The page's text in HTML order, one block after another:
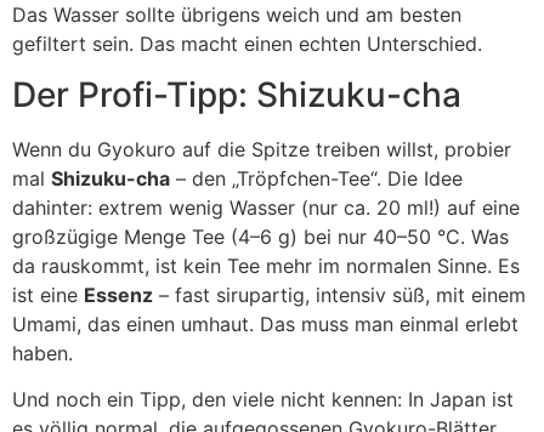
Das Wasser sollte übrigens weich und am besten
gefiltert sein. Das macht einen echten Unterschied.
Der Profi-Tipp: Shizuku-cha
Wenn du Gyokuro auf die Spitze treiben willst, probier
mal Shizuku-cha – den „Tröpfchen-Tee“. Die Idee
dahinter: extrem wenig Wasser (nur ca. 20 ml!) auf eine
großzügige Menge Tee (4–6 g) bei nur 40–50 °C. Was
da rauskommt, ist kein Tee mehr im normalen Sinne. Es
ist eine Essenz – fast sirupartig, intensiv süß, mit einem
Umami, das einen umhaut. Das muss man einmal erlebt
haben.
Und noch ein Tipp, den viele nicht kennen: In Japan ist